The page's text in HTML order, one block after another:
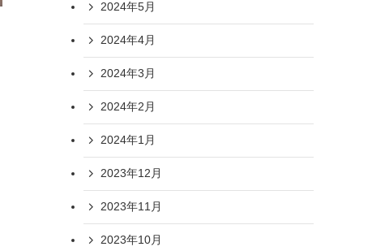
2024年5月
2024年4月
2024年3月
2024年2月
2024年1月
2023年12月
2023年11月
2023年10月